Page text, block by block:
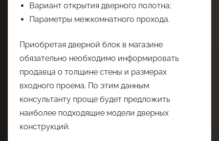
Вариант открытия дверного полотна;
Параметры межкомнатного прохода.
Приобретая дверной блок в магазине
обязательно необходимо информировать
продавца о толщине стены и размерах
входного проема. По этим данным
консультанту проще будет предложить
наиболее подходящие модели дверных
конструкций.